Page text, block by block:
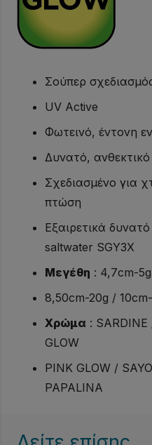
Σούπερ
UV Active
Φωτεινό, έντονη
Δυνατό, ανθεκτικό
Σχεδιασμένο για
πτώση
Εξαιρετικά
saltwater SGY3X
Μεγέθη : 4,7cm-
8,50cm-20g /
Χρώμα :
GLOW
PINK GLOW /
PAPALINA